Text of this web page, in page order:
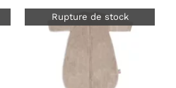
Rupture de stock